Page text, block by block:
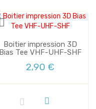
Boitier impression 3D
Bias Tee VHF-UHF-SHF
2,90 €